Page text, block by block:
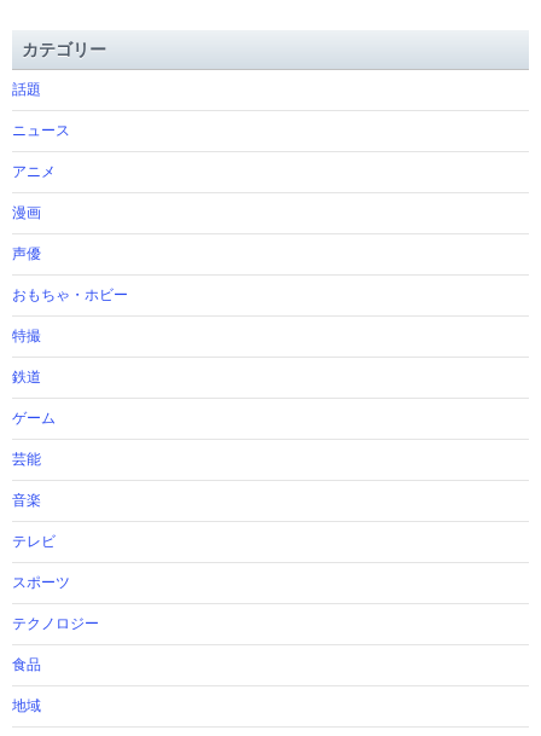
カテゴリー
話題
ニュース
アニメ
漫画
声優
おもちゃ・ホビー
特撮
鉄道
ゲーム
芸能
音楽
テレビ
スポーツ
テクノロジー
食品
地域